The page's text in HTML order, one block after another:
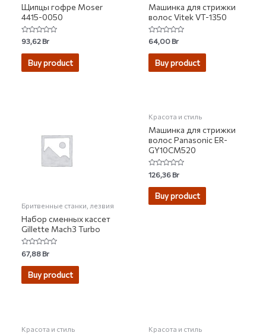
Щипцы гофре Moser
4415-0050
Rated
0
out
93,62Br
Buy product
Машинка для стрижки
волос Vitek VT-1350
Rated
0
out
64,00Br
Buy product
Бритвенные станки, лезвия
Набор сменных кассет
Gillette Mach3 Turbo
Rated
0
out
67,88Br
Buy product
Красота и стиль
Машинка для стрижки
волос Panasonic ER-
GY10CM520
Rated
0
out
126,36Br
Buy product
Красота и стиль Красота и стиль